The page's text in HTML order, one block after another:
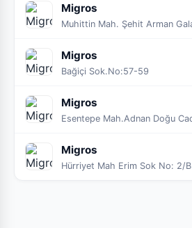
Migros
Migros
Bağiçi Sok.No:57-59
Migros
Migros
Hürriyet Mah Erim Sok No: 2/B